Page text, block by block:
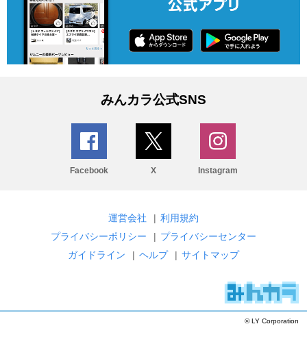
みんカラ公式SNS
Facebook X Instagram
運営会社 | 利用規約
プライバシーポリシー
| プライバシーセンター
ガイドライン
| ヘルプ | サイトマップ
© LY Corporation